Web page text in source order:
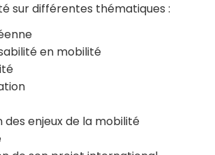
sur différentes thématiques :
en mobilité
des enjeux de la mobilité